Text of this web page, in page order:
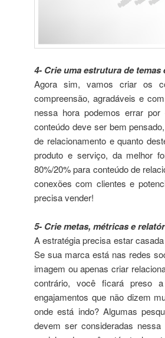
4- Crie uma estrutura de temas
Agora sim, vamos criar os
compreensão, agradáveis e
nessa hora podemos errar
conteúdo deve ser bem
de relacionamento e quanto
produto e serviço, da melhor
80%/20% para conteúdo de
conexões com clientes e
precisa vender!
5- Crie metas, métricas e
A estratégia precisa estar
Se sua marca está nas redes
imagem ou apenas criar
contrário, você ficará preso
engajamentos que não dizem
onde está indo? Algumas
devem ser consideradas